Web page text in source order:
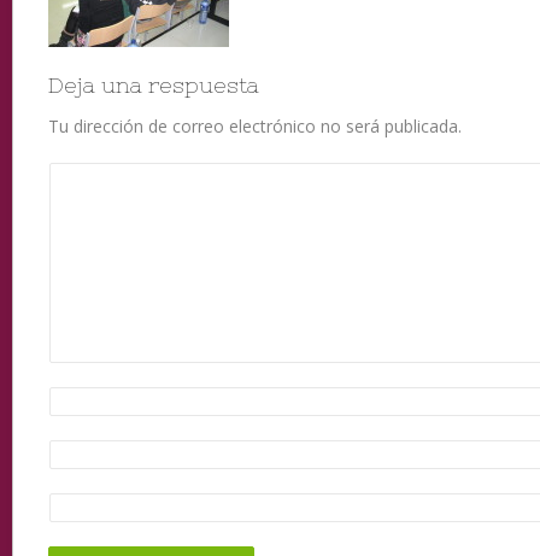
Deja una respuesta
Tu dirección de correo electrónico no será publicada.